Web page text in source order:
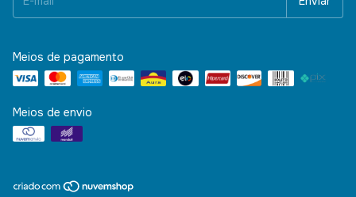
Meios de pagamento
Meios de envio